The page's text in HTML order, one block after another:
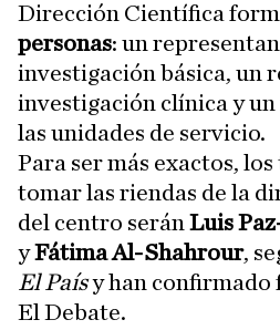
Dirección Científica
personas: un
investigación básica, un
investigación clínica y
las unidades de servicio.
Para ser más exactos,
tomar las riendas de la
del centro serán Luis
yFátima Al-Shahrour,
El Paísy han confirmado
El Debate.